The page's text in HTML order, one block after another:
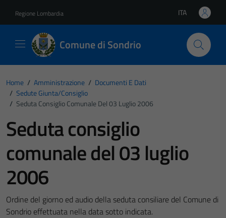
Regione Lombardia Lingua attiva:
ITA
Comune di Sondrio
Home / Amministrazione / Documenti E Dati
/ Sedute Giunta/consiglio
/ Seduta Consiglio Comunale Del 03 Luglio 2006
Seduta consiglio
comunale del 03 luglio
2006
Ordine del giorno ed audio della seduta consiliare del Comune di
Sondrio effettuata nella data sotto indicata.